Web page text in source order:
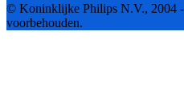
© Koninklijke Philips N.V., 2004
voorbehouden.